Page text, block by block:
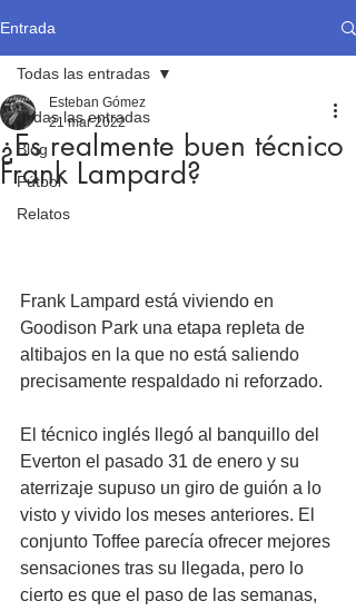
Entrada
Todas las entradas
Blog
Fútbol
Relatos
Todas las entradas
¿Es realmente buen técnico
Frank Lampard?
Esteban Gómez
21 mar 2022
Frank Lampard está viviendo en
Goodison Park una etapa repleta de
altibajos en la que no está saliendo
precisamente respaldado ni reforzado.
El técnico inglés llegó al banquillo del
Everton el pasado 31 de enero y su
aterrizaje supuso un giro de guión a lo
visto y vivido los meses anteriores. El
conjunto Toffee parecía ofrecer mejores
sensaciones tras su llegada, pero lo
cierto es que el paso de las semanas,